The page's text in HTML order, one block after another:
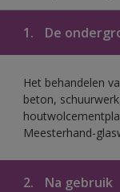
1. De
Het behandelen
beton,
Meesterhand-
2. Na gebruik